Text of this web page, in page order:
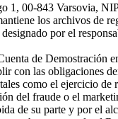
1, 00-843 Varsovia,
los archivos de
por el
de Demostración
con las obligaciones
como el ejercicio de
del fraude o el
de su parte y por el